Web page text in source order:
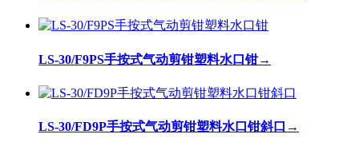
LS-30/F9PS手按式气动剪钳塑料水口钳→
LS-30/FD9P手按式气动剪钳塑料水口钳斜口 →